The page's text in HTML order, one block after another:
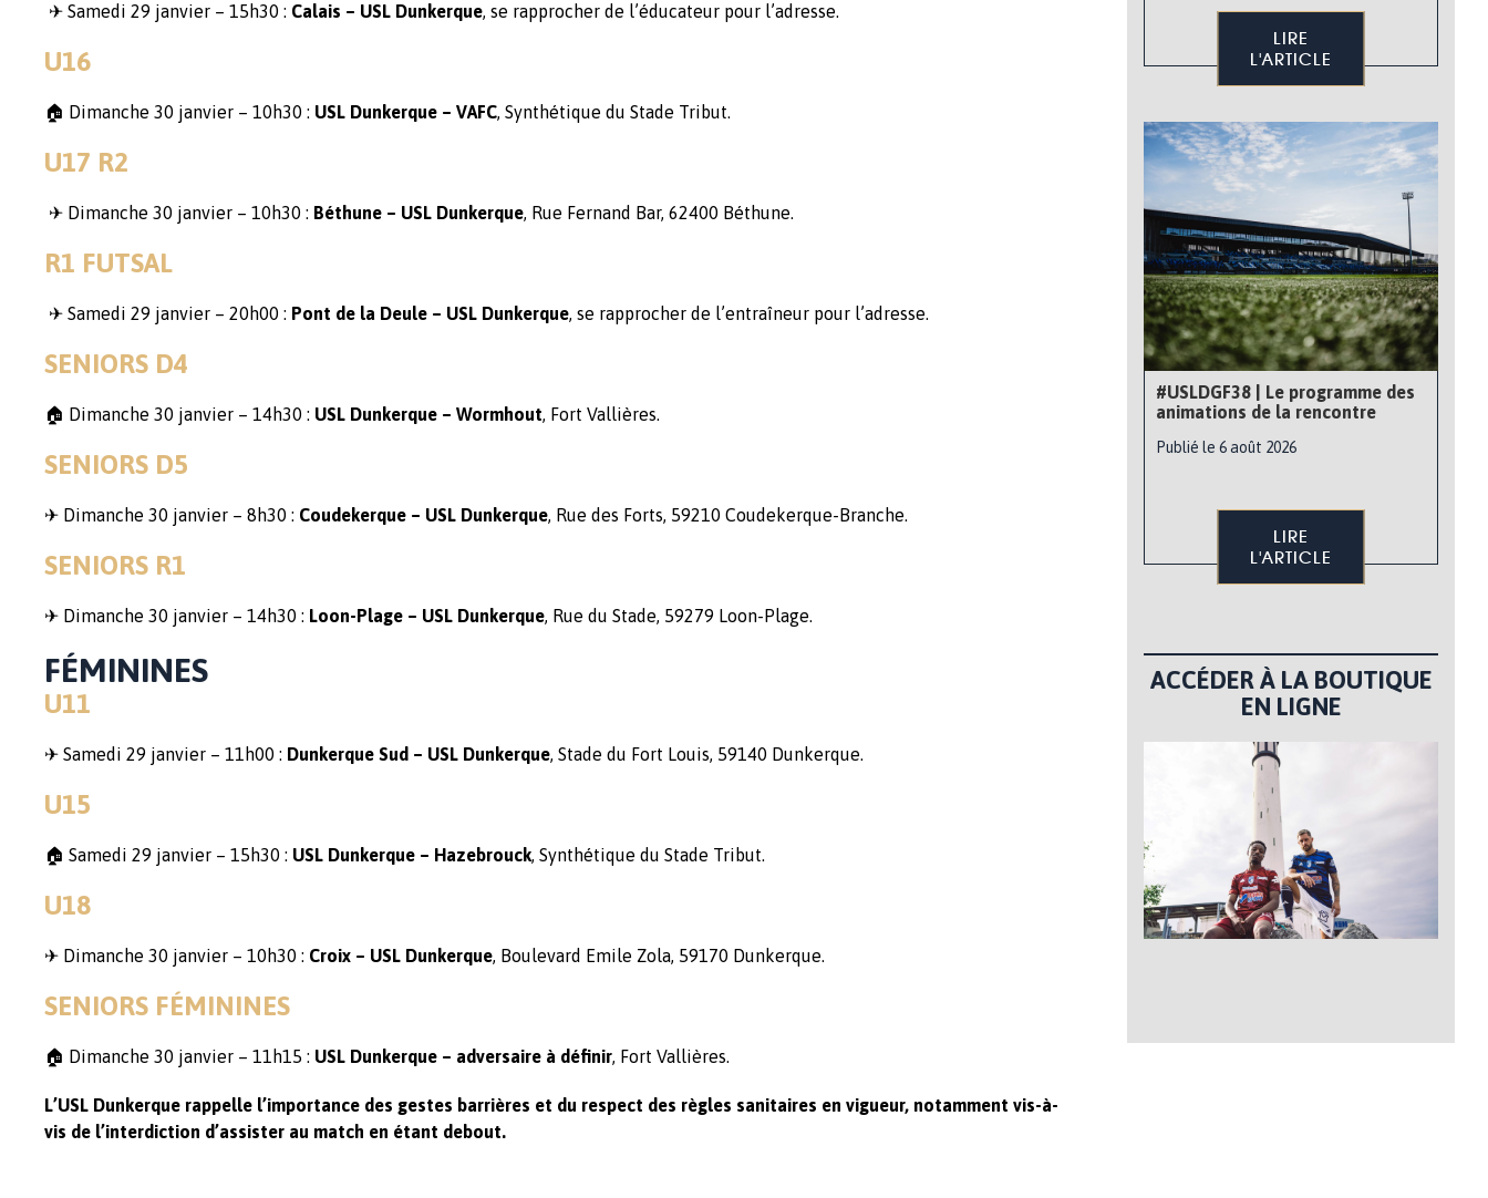
✈ Samedi 29 janvier – 15h30 : Calais – USL Dunkerque, se rapprocher de l’éducateur pour l’adresse.
U16
🏠 Dimanche 30 janvier – 10h30 : USL Dunkerque – VAFC, Synthétique du Stade Tribut.
U17 R2
✈ Dimanche 30 janvier – 10h30 : Béthune – USL Dunkerque, Rue Fernand Bar, 62400 Béthune.
R1 FUTSAL
✈ Samedi 29 janvier – 20h00 : Pont de la Deule – USL Dunkerque, se rapprocher de l’entraîneur pour l’adresse.
SENIORS D4
🏠 Dimanche 30 janvier – 14h30 : USL Dunkerque – Wormhout, Fort Vallières.
SENIORS D5
✈ Dimanche 30 janvier – 8h30 : Coudekerque – USL Dunkerque, Rue des Forts, 59210 Coudekerque-Branche.
SENIORS R1
✈ Dimanche 30 janvier – 14h30 : Loon-Plage – USL Dunkerque, Rue du Stade, 59279 Loon-Plage.
FÉMININES
U11
✈ Samedi 29 janvier – 11h00 : Dunkerque Sud – USL Dunkerque, Stade du Fort Louis, 59140 Dunkerque.
U15
🏠 Samedi 29 janvier – 15h30 : USL Dunkerque – Hazebrouck, Synthétique du Stade Tribut.
U18
✈ Dimanche 30 janvier – 10h30 : Croix – USL Dunkerque, Boulevard Emile Zola, 59170 Dunkerque.
SENIORS FÉMININES
🏠 Dimanche 30 janvier – 11h15 : USL Dunkerque – adversaire à définir, Fort Vallières.
L’USL Dunkerque rappelle l’importance des gestes barrières et du respect des règles sanitaires en vigueur, notamment vis-à-
vis de l’interdiction d’assister au match en étant debout.
LIRE
L'ARTICLE
#USLDGF38 | Le programme des
animations de la rencontre
Publié le 6 août 2026
LIRE
L'ARTICLE
ACCÉDER À LA BOUTIQUE
EN LIGNE